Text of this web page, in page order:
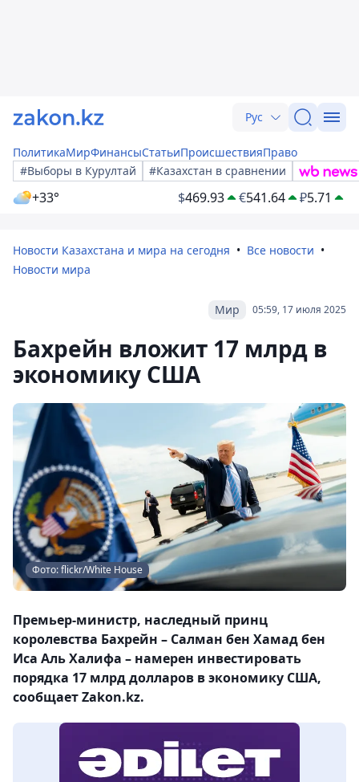
Рус
ПолитикаМирФинансыСтатьиПроисшествияПраво
#Выборы в Курултай
#Казахстан в сравнении
+33° $469.93 €541.64 ₽5.71
Новости Казахстана и мира на сегодня
Все новости
Новости мира
05:59, 17 июля 2025
Мир
Бахрейн вложит 17 млрд в
экономику США
Фото: flickr/White House
Премьер-министр, наследный принц
королевства Бахрейн – Салман бен Хамад бен
Иса Аль Халифа – намерен инвестировать
порядка 17 млрд долларов в экономику США,
сообщает Zakon.kz.